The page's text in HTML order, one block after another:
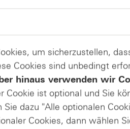
draußen – mit frischem Blick
Spannungen und
nach Fukushima – was
als Gradmesser globaler
um sicherzustellen,
Cookies sind unbedingt
hinaus verwenden wir
Cookie ist optional und Sie
dazu "Alle optionalen
Cookies, dann wählen